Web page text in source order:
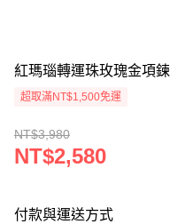
紅瑪瑙轉運珠玫瑰金項鍊
超取滿NT$1,500免運
NT$3,980
NT$2,580
付款與運送方式